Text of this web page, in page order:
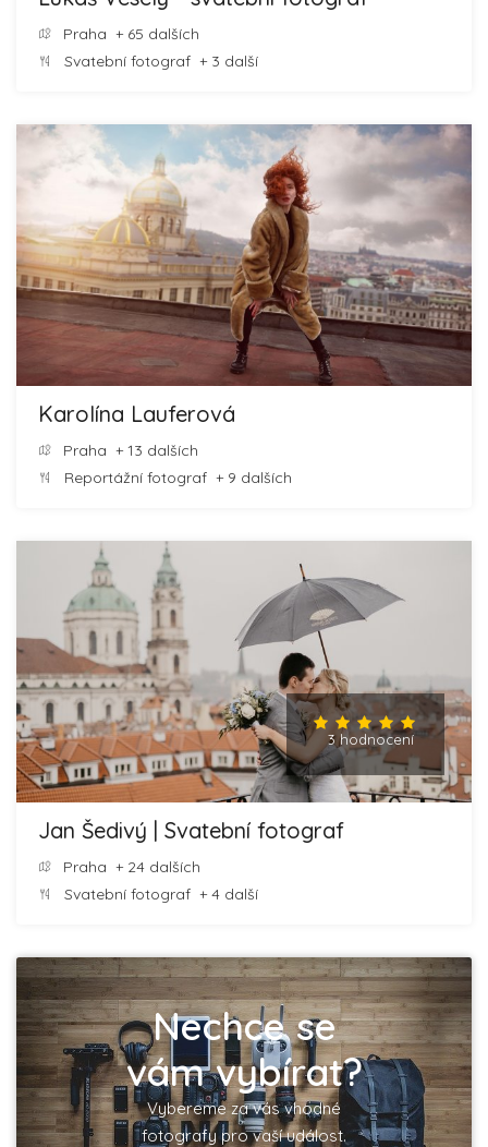
Praha + 65 dalších
Svatební fotograf + 3 další
Karolína Lauferová
Praha + 13 dalších
Reportážní fotograf + 9 dalších
3 hodnocení
Jan Šedivý | Svatební fotograf
Praha + 24 dalších
Svatební fotograf + 4 další
Nechce se
vám vybírat?
Vybereme za vás vhodné
fotografy pro vaší událost.